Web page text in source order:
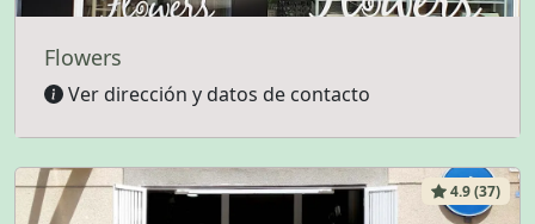
Flowers
Ver dirección y datos de contacto
4.9 (37)